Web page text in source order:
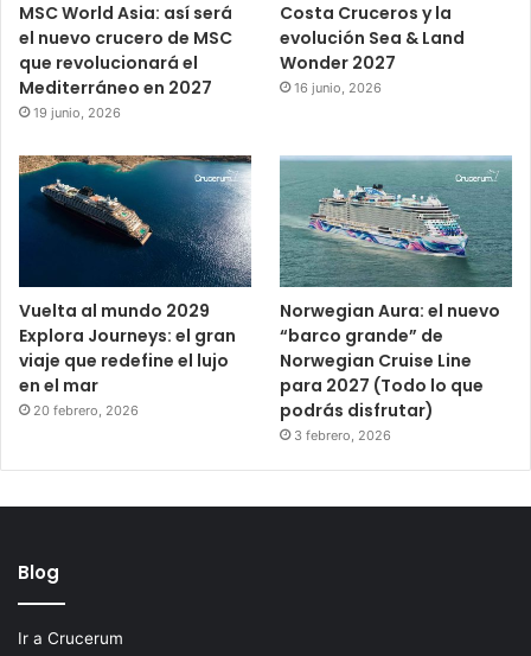
MSC World Asia: así será
el nuevo crucero de MSC
que revolucionará el
Mediterráneo en 2027
19 junio, 2026
Costa Cruceros y la
evolución Sea & Land
Wonder 2027
16 junio, 2026
Vuelta al mundo 2029
Explora Journeys: el gran
viaje que redefine el lujo
en el mar
20 febrero, 2026
Norwegian Aura: el nuevo
“barco grande” de
Norwegian Cruise Line
para 2027 (Todo lo que
podrás disfrutar)
3 febrero, 2026
Blog
Ir a Crucerum